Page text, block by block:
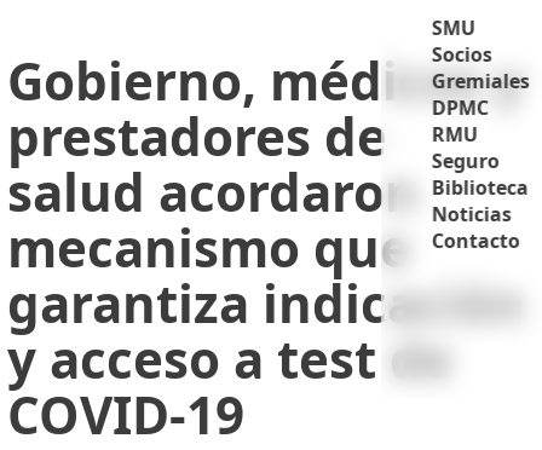
SMU
Socios
Gremiales
DPMC
RMU
Seguro
Biblioteca
Noticias
Contacto
Gobierno, médicos y
prestadores de
salud acordaron
mecanismo que
garantiza indicación
y acceso a test de
COVID-19